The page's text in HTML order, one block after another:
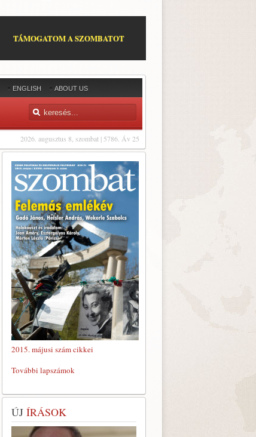
TÁMOGATOM A SZOMBATOT
ENGLISH ABOUT US
2026. augusztus 8, szombat | 5786. Áv 25
2015. májusi szám cikkei
További lapszámok
ÚJ ÍRÁSOK